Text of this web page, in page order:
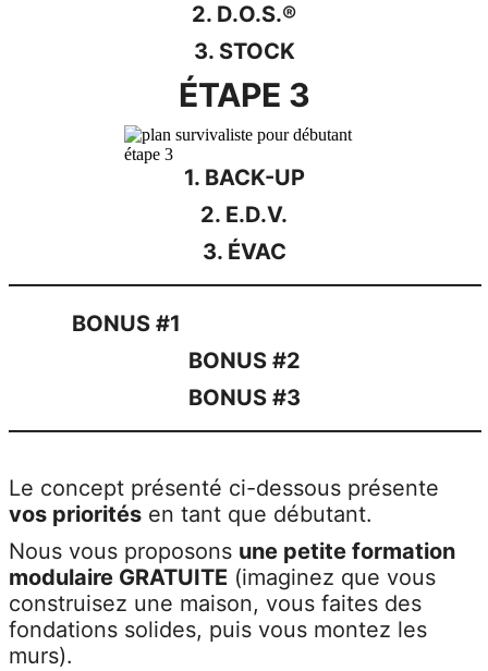
2. D.O.S.®
3. STOCK
ÉTAPE 3
1. BACK-UP
2. E.D.V.
3. ÉVAC
BONUS #1
BONUS #2
BONUS #3
Le concept présenté ci-dessous présente
vos priorités en tant que débutant.
Nous vous proposons une petite formation
modulaire GRATUITE (imaginez que vous
construisez une maison, vous faites des
fondations solides, puis vous montez les
murs).